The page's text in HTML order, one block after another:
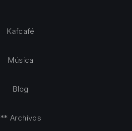
Kafcafé
Música
Blog
** Archivos